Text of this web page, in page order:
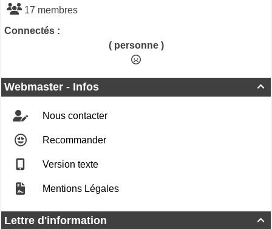
17 membres
Connectés :
( personne )

Webmaster - Infos
Nous contacter
Recommander
Version texte
Mentions Légales

Lettre d'information